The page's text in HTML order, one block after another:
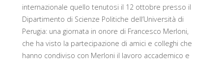
internazionale quello tenutosi il 12 ottobre presso il
Dipartimento di Scienze Politiche dell’Università di
Perugia: una giornata in onore di Francesco Merloni,
che ha visto la partecipazione di amici e colleghi che
hanno condiviso con Merloni il lavoro accademico e